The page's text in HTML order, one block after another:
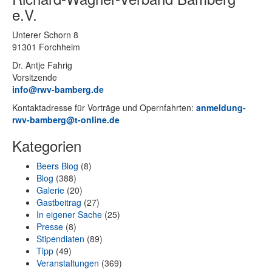
e.V.
Un­te­rer Schorn 8
91301 Forchheim
Dr. Ant­je Fahrig
Vorsitzende
info@rwv-bamberg.de
Kon­takt­adres­se für Vor­trä­ge und Opern­fahr­ten: anmeldung-
rwv-bamberg@t-online.de
Kategorien
Beers Blog (8)
Blog (388)
Galerie (20)
Gastbeitrag (27)
In eigener Sache (25)
Presse (8)
Stipendiaten (89)
Tipp (49)
Veranstaltungen (369)